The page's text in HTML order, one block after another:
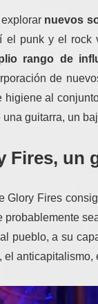
nuevos
el punk y el
rango de
de
al
guitarra, un
Fires, un
Glory Fires
pueblo, a su